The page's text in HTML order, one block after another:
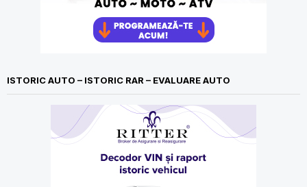
ISTORIC AUTO – ISTORIC RAR – EVALUARE AUTO